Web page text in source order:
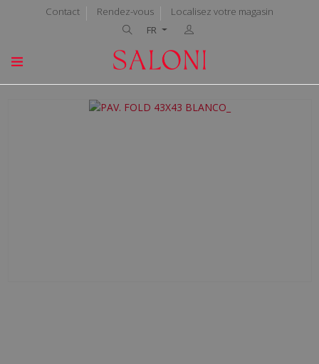
Contact Rendez-vous
Localisez votre magasin
FR